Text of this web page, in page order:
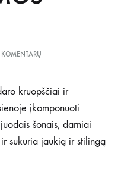
APDAILA
GRAD
SISTEMOS
TAŠELIAIS
kruopščiai ir
įkomponuoti
šonais, darniai
sukuria jaukią ir stilingą